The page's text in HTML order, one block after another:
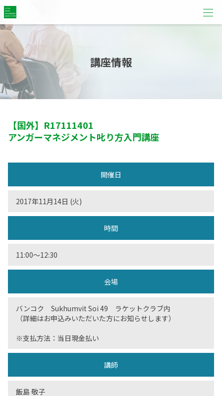
講座情報
【国外】 R17111401
アンガーマネジメント叱り方入門講座
開催日
2017年11月14日 (火)
時間
11:00〜12:30
会場
バンコク Sukhumvit Soi 49 ラケットクラブ内
（詳細はお申込みいただいた方にお知らせします）
※支払方法：当日現金払い
講師
飯島 敬子